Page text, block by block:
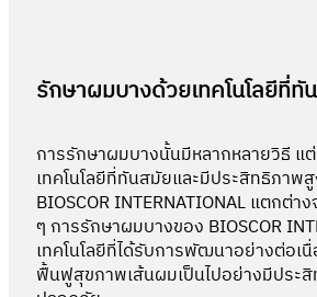
รักษาผมบางด้วยเทคโนโลยีที่ทั
การรักษาผมบางนั้นมีหลากหลายวิธี แต่
เทคโนโลยีที่ทันสมัยและมีประสิทธิภาพ
BIOSCOR INTERNATIONAL แตกต่
ๆ การรักษาผมบางของ BIOSCOR
เทคโนโลยีที่ได้รับการพัฒนาอย่างต่อเ
ฟื้นฟูสุขภาพเส้นผมเป็นไปอย่างมีประ